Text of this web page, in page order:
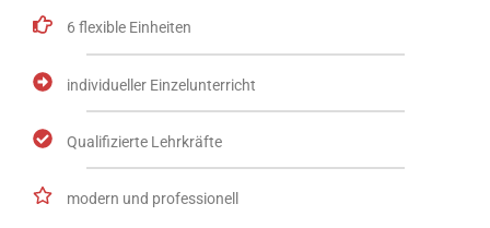
6 flexible Einheiten
individueller Einzelunterricht
Qualifizierte Lehrkräfte
modern und professionell